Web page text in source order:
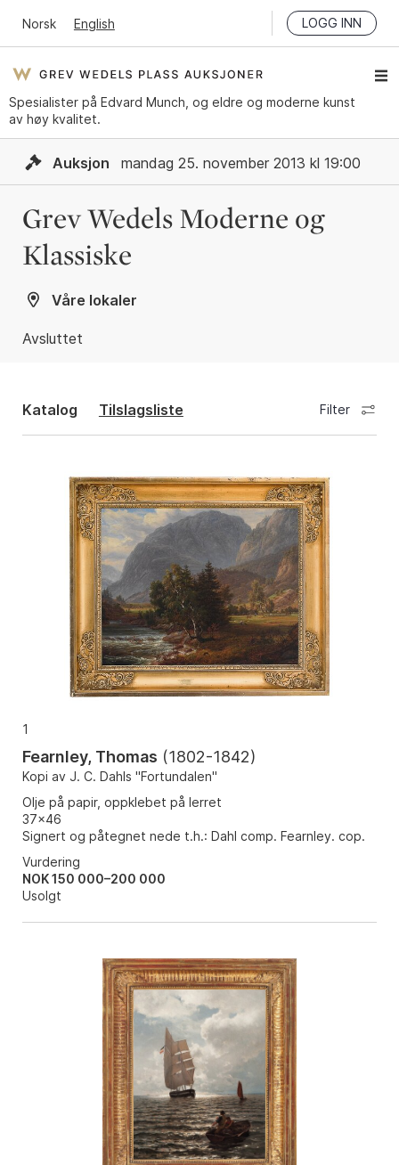
Norsk English LOGG INN
Spesialister på Edvard Munch, og eldre og moderne kunst
av høy kvalitet.
Auksjon mandag 25. november 2013 kl 19:00
Grev Wedels Moderne og
Klassiske
Våre lokaler
Avsluttet
Katalog Tilslagsliste Filter
1
Fearnley, Thomas (1802-1842)
Kopi av J. C. Dahls "Fortundalen"
Olje på papir, oppklebet på lerret
37x46
Signert og påtegnet nede t.h.: Dahl comp. Fearnley. cop.
Vurdering
NOK 150 000–200 000
Usolgt